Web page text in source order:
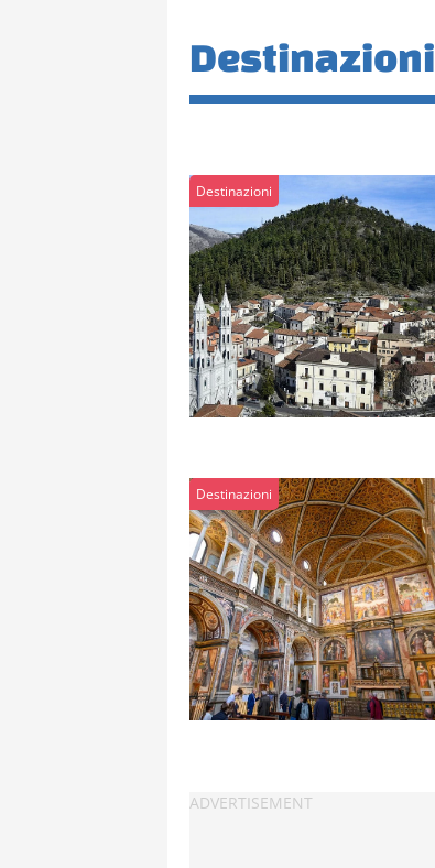
Destinazioni
Destinazioni
Destinazioni